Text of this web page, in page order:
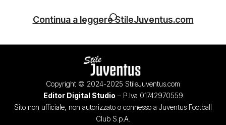
Continua a leggere StileJuventus.com
Copyright © 2024-2025 StileJuventus.com
Editor Digital Studio – P.Iva 01742970559
Sito non ufficiale, non autorizzato o connesso a Juventus Football
Club S.p.A.